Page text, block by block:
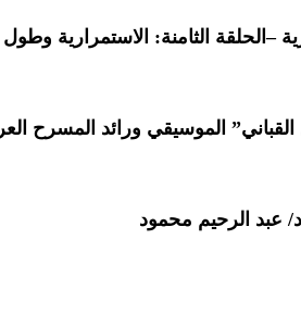
–الحلقة الثامنة: الاستمرارية
الموسيقي ورائد المسرح
عبد الرحيم محمود